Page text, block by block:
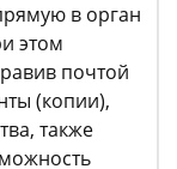
в орган
этом
почтой
(копии),
также